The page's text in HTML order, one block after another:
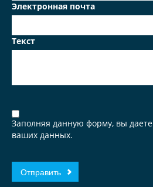
Электронная почта
Текст
Заполняя данную форму, вы даете
ваших данных.